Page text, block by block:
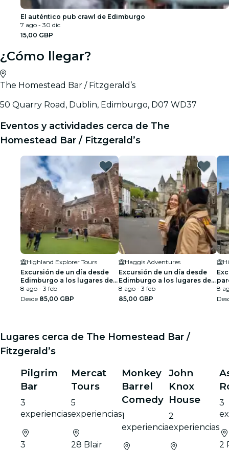
El auténtico pub crawl de Edimburgo
7 ago - 30 dic
15,00 GBP
¿Cómo llegar?
The Homestead Bar / Fitzgerald’s
50 Quarry Road, Dublin, Edimburgo, D07 WD37
Eventos y actividades cerca de The
Homestead Bar / Fitzgerald’s
Highland Explorer Tours
Excursión de un día desde
Edimburgo a los lugares de
rodaje de Outlander
8 ago - 3 feb
Desde 85,00 GBP
Haggis Adventures
Excursión de un día desde
Edimburgo a los lugares de
rodaje de Outlander
8 ago - 3 feb
85,00 GBP
8
Lugares cerca de The Homestead Bar /
Fitzgerald’s
Pilgrim
Bar
3
experiencias
3
Mercat
Tours
5
experiencias
28 Blair
Monkey
Barrel
Comedy
1
experiencia
John
Knox
House
2
experiencias
3
2